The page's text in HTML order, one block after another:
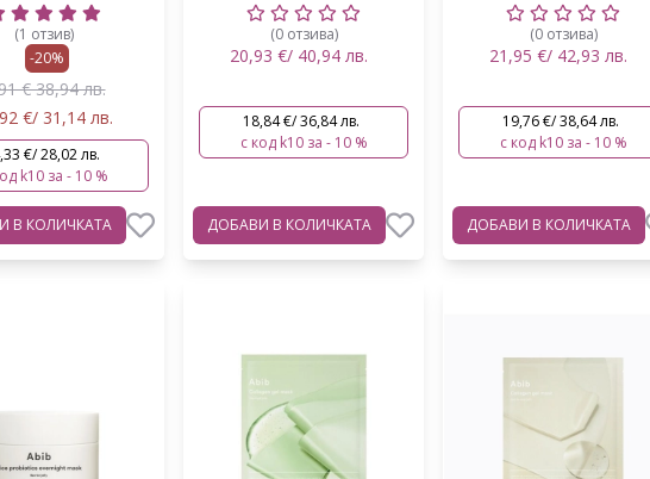
(1 отзив)
-20%
€ 38,94 лв.
€/ 31,14 лв.
€/ 28,02 лв.
k10 за - 10 %
В КОЛИЧКАТА
(0 отзива)
20,93 €/ 40,94 лв.
18,84 €/ 36,84 лв.
с код k10 за - 10 %
ДОБАВИ В КОЛИЧКАТА
(0 отзива)
21,95 €/ 42,93 лв.
19,76 €/ 38,64 лв.
с код k10 за - 10 %
ДОБАВИ В КОЛИЧКАТА